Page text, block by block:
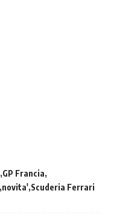
GP Francia
novita' Scuderia Ferrari